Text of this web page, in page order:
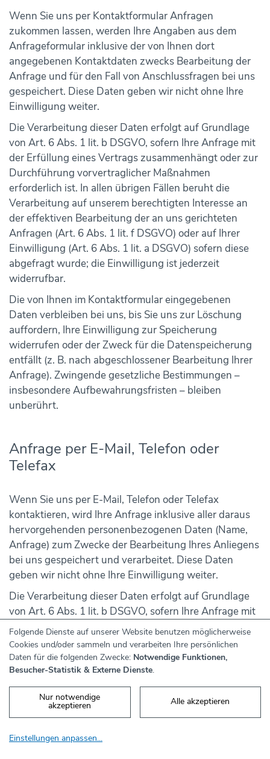
Wenn Sie uns per Kontaktformular Anfragen
zukommen lassen, werden Ihre Angaben aus dem
Anfrageformular inklusive der von Ihnen dort
angegebenen Kontaktdaten zwecks Bearbeitung der
Anfrage und für den Fall von Anschlussfragen bei uns
gespeichert. Diese Daten geben wir nicht ohne Ihre
Einwilligung weiter.
Die Verarbeitung dieser Daten erfolgt auf Grundlage
von Art. 6 Abs. 1 lit. b DSGVO, sofern Ihre Anfrage mit
der Erfüllung eines Vertrags zusammenhängt oder zur
Durchführung vorvertraglicher Maßnahmen
erforderlich ist. In allen übrigen Fällen beruht die
Verarbeitung auf unserem berechtigten Interesse an
der effektiven Bearbeitung der an uns gerichteten
Anfragen (Art. 6 Abs. 1 lit. f DSGVO) oder auf Ihrer
Einwilligung (Art. 6 Abs. 1 lit. a DSGVO) sofern diese
abgefragt wurde; die Einwilligung ist jederzeit
widerrufbar.
Die von Ihnen im Kontaktformular eingegebenen
Daten verbleiben bei uns, bis Sie uns zur Löschung
auffordern, Ihre Einwilligung zur Speicherung
widerrufen oder der Zweck für die Datenspeicherung
entfällt (z. B. nach abgeschlossener Bearbeitung Ihrer
Anfrage). Zwingende gesetzliche Bestimmungen –
insbesondere Aufbewahrungsfristen – bleiben
unberührt.
Anfrage per E-Mail, Telefon oder
Telefax
Wenn Sie uns per E-Mail, Telefon oder Telefax
kontaktieren, wird Ihre Anfrage inklusive aller daraus
hervorgehenden personenbezogenen Daten (Name,
Anfrage) zum Zwecke der Bearbeitung Ihres Anliegens
bei uns gespeichert und verarbeitet. Diese Daten
geben wir nicht ohne Ihre Einwilligung weiter.
Die Verarbeitung dieser Daten erfolgt auf Grundlage
von Art. 6 Abs. 1 lit. b DSGVO, sofern Ihre Anfrage mit
der Erfüllung eines Vertrags zusammenhängt oder zur
Durchführung vorvertraglicher Maßnahmen
erforderlich ist. In allen übrigen Fällen beruht die
Verarbeitung auf unserem berechtigten Interesse an
der effektiven Bearbeitung der an uns gerichteten
Anfragen (Art. 6 Abs. 1 lit. f DSGVO) oder auf Ihrer
Einwilligung (Art. 6 Abs. 1 lit. a DSGVO) sofern diese
abgefragt wurde; die Einwilligung ist jederzeit
widerrufbar.
Folgende Dienste auf unserer Website benutzen möglicherweise
Cookies und/oder sammeln und verarbeiten Ihre persönlichen
Daten für die folgenden Zwecke: Notwendige Funktionen,
Besucher-Statistik & Externe Dienste.
Einstellungen anpassen...
Nur notwendige
akzeptieren Alle akzeptieren